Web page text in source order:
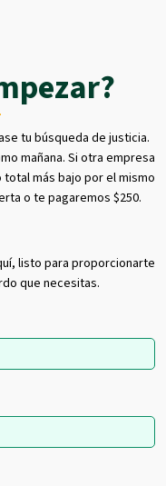
tu búsqueda de justicia.
mañana. Si otra empresa
más bajo por el mismo
o te pagaremos $250.
listo para proporcionarte
que necesitas.